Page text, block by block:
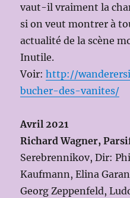
vaut-il vraiment la
si on veut montrer à
actualité de la scène
Inutile.
Voir:http://
bucher-des-vanites/
Avril 2021
Richard Wagner,
Serebrennikov, Dir:
Kaufmann, Elina
Georg Zeppenfeld,